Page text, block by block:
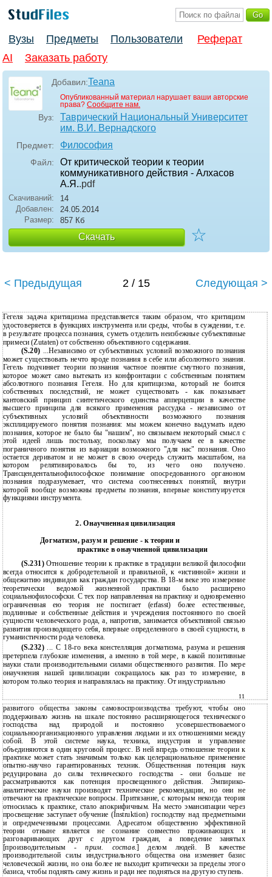
Вузы Предметы Пользователи
Реферат
AI
Заказать работу
Добавил:Teana
Опубликованный материал нарушает ваши авторские
права? Сообщите нам.
Вуз:
Таврический Национальный Университет
им. В.И. Вернадского
Предмет: Философия
Файл:
От критической теории к теории
коммуникативного действия - Алхасов
А.Я..pdf
Скачиваний:
14
Добавлен:
24.05.2014
Размер:
857 Кб
Скачать ☆
< Предыдущая 2 / 15 Следующая >
Гегеля задача критицизма представляется таким образом, что критицизм
удостоверяется в функциях инструмента или среды, чтобы в суждении, т.е.
в результате процесса познания, суметь отделить неизбежные субъективные
примеси (Zutaten) от собственно объективного содержания.
(S.20) ...Независимо от субъективных условий возможного познания
может существовать нечто вроде познания в себе или абсолютного знания.
Гегель подчиняет теории познания частное понятие смутного познания,
которое может само вытекать из конфронтации с собственным понятием
абсолютного познания Гегеля. Но для критицизма, который не боится
собственных последствий, не может существовать - как показывает
кантовский принцип синтетического единства апперцепции в качестве
высшего принципа для всякого применения рассудка - независимо от
субъективных условий объективности возможного познания
эксплицируемого понятия познания: мы можем конечно выдумать идею
познания, которое не было бы "нашим", но связываем некоторый смысл с
этой идеей лишь постольку, поскольку мы получаем ее в качестве
пограничного понятия из вариации возможного "для нас" познания. Оно
остается дериватом и не может в свою очередь служить масштабом, на
котором релятивировалось бы то, из чего оно получено.
Трансцендентальнофилософское понимание опосредованного органоном
познания подразумевает, что система соотнесенных понятий, внутри
которой вообще возможны предметы познания, впервые конституируется
функциями инструмента.
2. Онаучненная цивилизация
Догматизм, разум и решение - к теории и
практике в онаучненной цивилизации
(S.231)Отношение теории к практике в традиции великой философии
всегда относится к добродетельной и правильной, к «истинной» жизни и
общежитию индивидов как граждан государства. В 18-м веке это измерение
теоретически ведомой жизненной практики было расширено
социальнофилософски. С тех пор направленная на практику и одновременно
ограниченная ею теория не постигает (erfasst) более естественные,
подлинные и собственные действия и учреждения постоянного по своей
сущности человеческого рода, а, напротив, занимается объективной связью
развития производящего себя, впервые определенного в своей сущности, в
гуманистичности рода человека.
(S.232) ... С 18-го века констелляция догматизма, разума и решения
претерпела глубокие изменения, а именно в той мере, в какой позитивные
науки стали производительными силами общественного развития. По мере
онаучнения нашей цивилизации сокращалось как раз то измерение, в
котором только теория и направлялась на практику. От индустриально
11
развитого общества законы самовоспроизводства требуют, чтобы оно
поддерживало жизнь на шкале постоянно расширяющегося технического
господства над природой и постоянно усовершествоваемого
социальноорганизационного управления людьми и их отношениями между
собой. В этой системе наука, техника, индустрия и управление
объединяются в один круговой процесс. В ней впредь отношение теории к
практике может стать значимым только как целерациональное применение
опытно-научно гарантированных техник. Общественная потенция наук
редуцирована до силы технического господства - они больше не
рассматриваются как потенция просвещенного действия. Эмпирико-
аналитические науки производят технические рекомендации, но они не
отвечают на практические вопросы. Притязание, с которым некогда теория
относилась к практике, стало апокрифичным. На место эмансипации через
просвещение заступает обучение (Instruktion) господству над предметными
и опредмеченными процессами. Адресатом общественно эффективной
теории отныне является не сознание совместно проживающих и
разговаривающих друг с другом граждан, а поведение занятых
[производительным -прим. состав.] делом людей. В качестве
производительной силы индустриального общества она изменяет базис
человеческой жизни, но она более не выходит критически за пределы этого
базиса, чтобы поднять саму жизнь и ради нее подняться на другую ступень.